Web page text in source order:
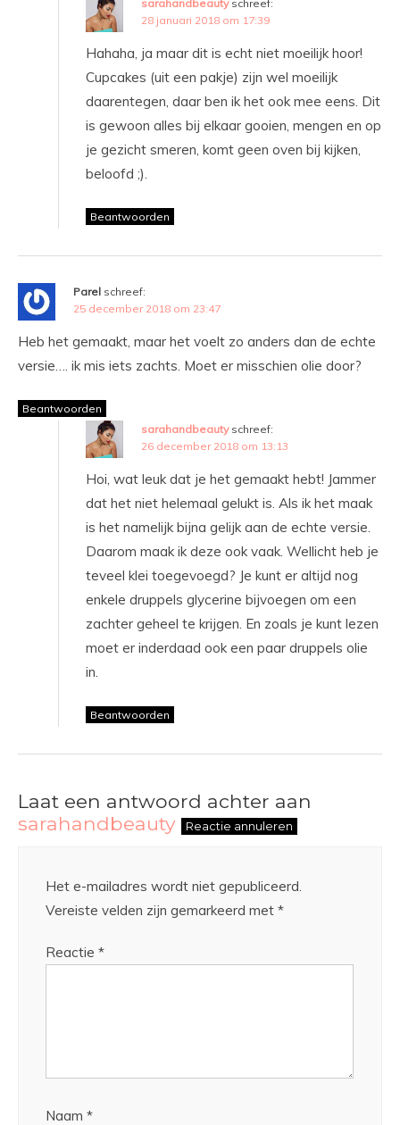
sarahandbeauty schreef:
28 januari 2018 om 17:39
Hahaha, ja maar dit is echt niet moeilijk hoor!
Cupcakes (uit een pakje) zijn wel moeilijk
daarentegen, daar ben ik het ook mee eens. Dit
is gewoon alles bij elkaar gooien, mengen en op
je gezicht smeren, komt geen oven bij kijken,
beloofd ;).
Beantwoorden
Parel schreef:
25 december 2018 om 23:47
Heb het gemaakt, maar het voelt zo anders dan de echte
versie…. ik mis iets zachts. Moet er misschien olie door?
Beantwoorden
sarahandbeauty schreef:
26 december 2018 om 13:13
Hoi, wat leuk dat je het gemaakt hebt! Jammer
dat het niet helemaal gelukt is. Als ik het maak
is het namelijk bijna gelijk aan de echte versie.
Daarom maak ik deze ook vaak. Wellicht heb je
teveel klei toegevoegd? Je kunt er altijd nog
enkele druppels glycerine bijvoegen om een
zachter geheel te krijgen. En zoals je kunt lezen
moet er inderdaad ook een paar druppels olie
in.
Beantwoorden
Laat een antwoord achter aan
sarahandbeauty
Reactie annuleren
Het e-mailadres wordt niet gepubliceerd.
Vereiste velden zijn gemarkeerd met *
Reactie *
Naam *